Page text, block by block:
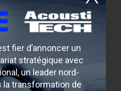
Crossing
Nebraska, USA
fier d’annoncer un
stratégique avec
un leader nord-
la transformation de